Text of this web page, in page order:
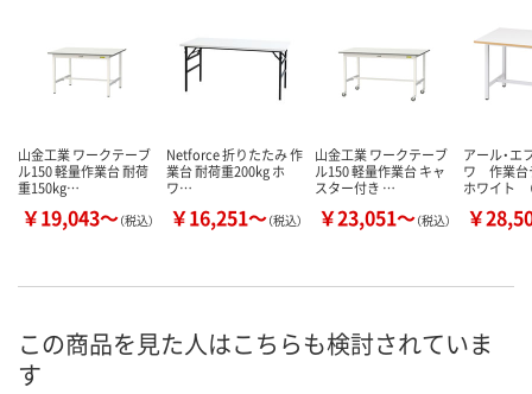
山金工業 ワークテーブ
ル150 軽量作業台 耐荷
重150kg…
￥19,043～（税込）
Netforce 折りたたみ 作
業台 耐荷重200kg ホ
ワ…
￥16,251～（税込）
山金工業 ワークテーブ
ル150 軽量作業台 キャ
スター付き …
￥23,051～（税込）
アール・エ
ワ 作業
ホワイト
￥
この商品を見た人はこちらも検討されていま
す